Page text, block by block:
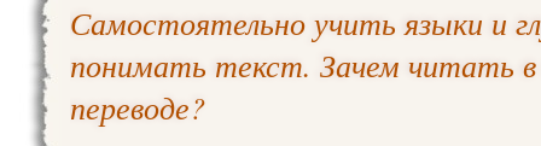
Самостоятельно учить языки и
понимать текст. Зачем читать в
переводе?